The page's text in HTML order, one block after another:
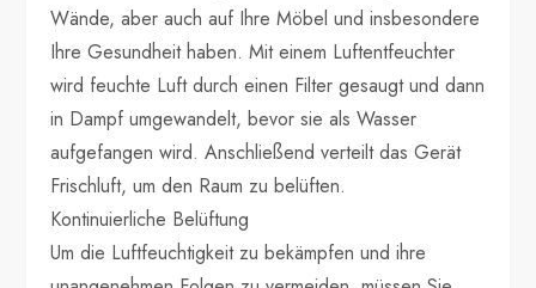
Wände, aber auch auf Ihre Möbel und insbesondere
Ihre Gesundheit haben. Mit einem Luftentfeuchter
wird feuchte Luft durch einen Filter gesaugt und dann
in Dampf umgewandelt, bevor sie als Wasser
aufgefangen wird. Anschließend verteilt das Gerät
Frischluft, um den Raum zu belüften.
Kontinuierliche Belüftung
Um die Luftfeuchtigkeit zu bekämpfen und ihre